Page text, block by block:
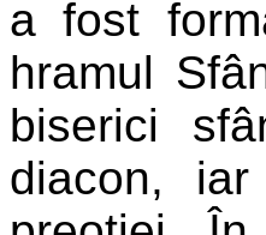
a fost
hramul
biserici
diacon,